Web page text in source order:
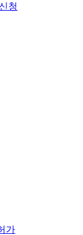
청
가